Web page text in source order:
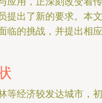
提出了新的要求。本文
临的挑战，并提出相应
等经济较发达城市，初